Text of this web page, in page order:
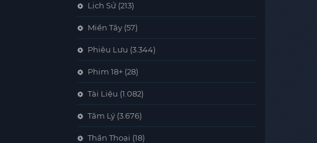
Lịch Sử (213)
Miền Tây (57)
Phiêu Lưu (3.344)
Phim 18+ (28)
Tài Liệu (1.082)
Tâm Lý (3.676)
Thần Thoại (18)